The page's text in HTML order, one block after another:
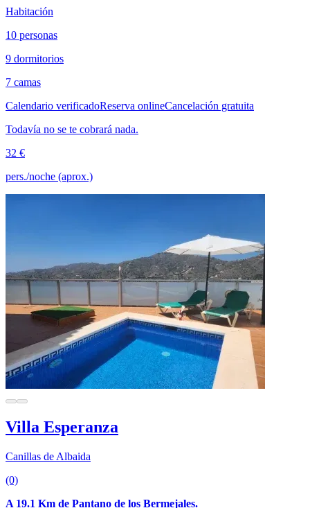
Habitación
10 personas
9 dormitorios
7 camas
Calendario verificadoReserva onlineCancelación gratuita
Todavía no se te cobrará nada.
32 €
pers./noche (aprox.)
Villa Esperanza
Canillas de Albaida
(0)
A 19.1 Km de Pantano de los Bermejales.